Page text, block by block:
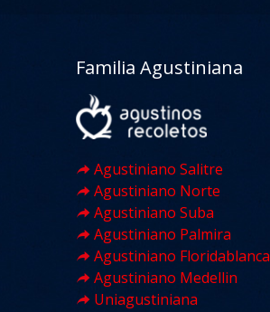
Familia Agustiniana
Agustiniano Salitre
Agustiniano Norte
Agustiniano Suba
Agustiniano Palmira
Agustiniano Floridablanca
Agustiniano Medellin
Uniagustiniana